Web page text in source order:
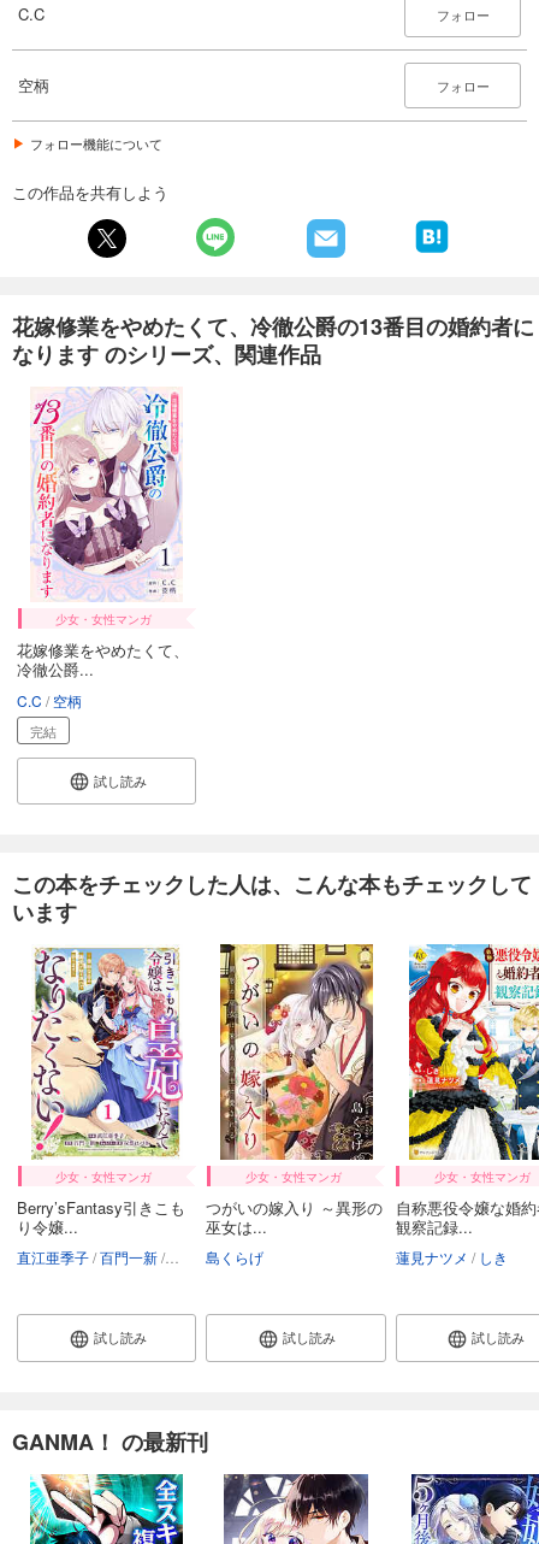
C.C フォロー
空柄 フォロー
フォロー機能について
この作品を共有しよう
花嫁修業をやめたくて、冷徹公爵の13番目の婚約者に
なります のシリーズ、関連作品
少女・女性マンガ
花嫁修業をやめたくて、
冷徹公爵...
C.C 空柄
完結
試し読み
この本をチェックした人は、こんな本もチェックして
います
少女・女性マンガ
Berry’sFantasy引きこも
り令嬢...
直江亜季子 百門一新 双葉はづき
試し読み
少女・女性マンガ
つがいの嫁入り ～異形の
巫女は...
島くらげ
試し読み
少女・女性マンガ
自称悪役令嬢な婚
観察記録...
蓮見ナツメ しき
試し読み
GANMA！ の最新刊